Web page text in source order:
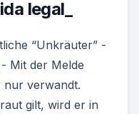
legal_
“Unkräuter” -
Mit der Melde
nur verwandt.
gilt, wird er in